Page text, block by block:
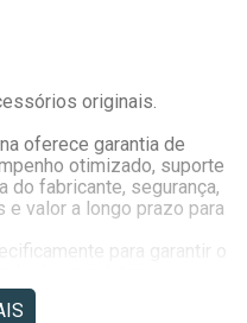
originais.
oferece garantia de
otimizado, suporte
do fabricante, segurança,
valor a longo prazo para
para garantir o